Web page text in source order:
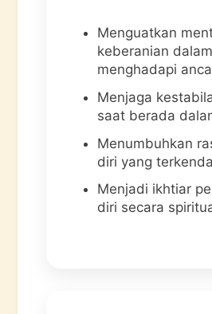
Menguatkan
keberanian dalam
menghadapi
Menjaga
saat berada
Menumbuhkan
diri yang
Menjadi ikhtiar
diri secara